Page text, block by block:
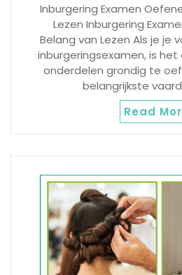
Inburgering Examen
Lezen Inburgering
Belang van Lezen Als je je
inburgeringsexamen, is
onderdelen grondig te
belangrijkste
Read